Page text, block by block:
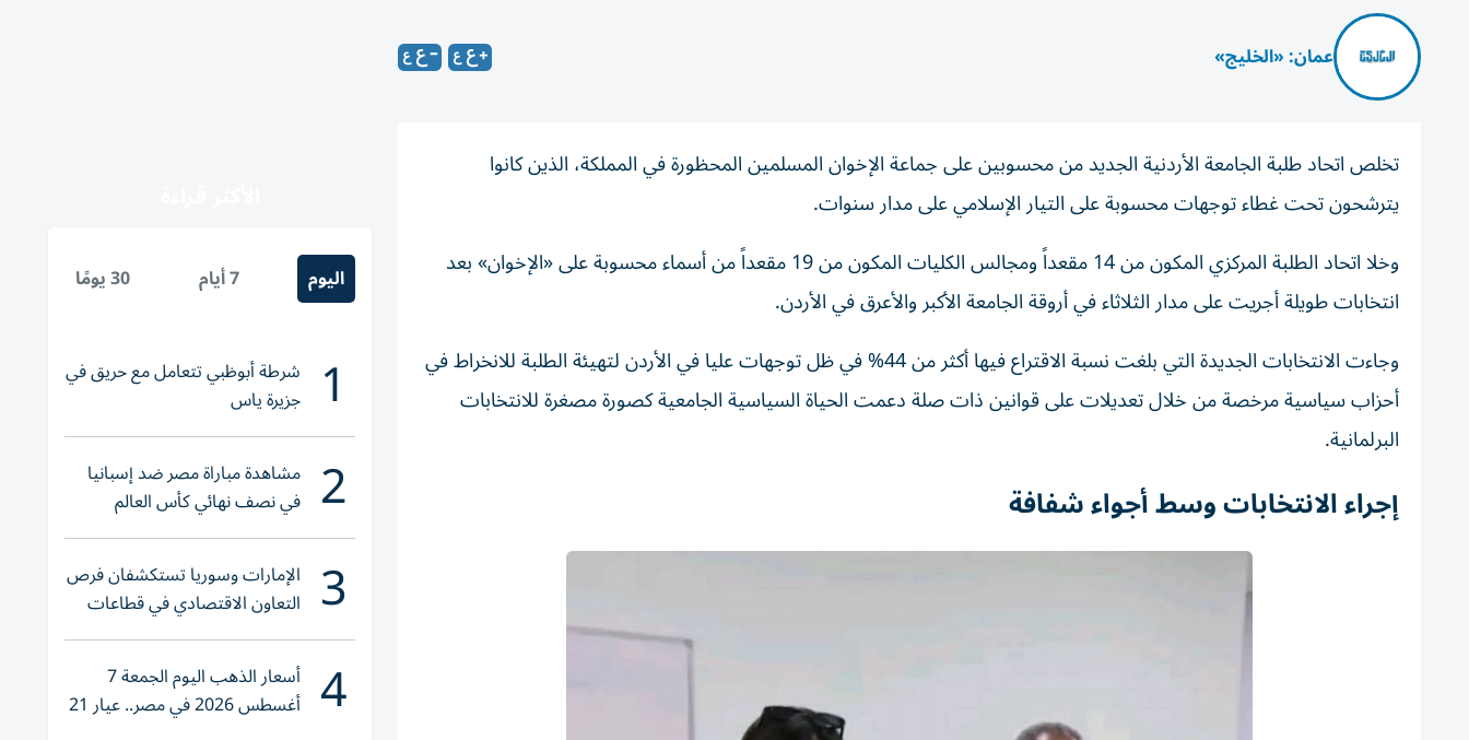
عمان: «الخليج»
تخلص اتحاد طلبة الجامعة الأردنية الجديد من محسوبين على جماعة الإخوان المسلمين المحظورة في المملكة، الذين كانوا
يترشحون تحت غطاء توجهات محسوبة على التيار الإسلامي على مدار سنوات.
وخلا اتحاد الطلبة المركزي المكون من 14 مقعداً ومجالس الكليات المكون من 19 مقعداً من أسماء محسوبة على «الإخوان» بعد
انتخابات طويلة أجريت على مدار الثلاثاء في أروقة الجامعة الأكبر والأعرق في الأردن.
وجاءت الانتخابات الجديدة التي بلغت نسبة الاقتراع فيها أكثر من 44% في ظل توجهات عليا في الأردن لتهيئة الطلبة للانخراط في
أحزاب سياسية مرخصة من خلال تعديلات على قوانين ذات صلة دعمت الحياة السياسية الجامعية كصورة مصغرة للانتخابات
البرلمانية.
إجراء الانتخابات وسط أجواء شفافة
اليوم 7 أيام 30 يومًا
1 شرطة أبوظبي تتعامل مع حريق في
جزيرة ياس
2 مشاهدة مباراة مصر ضد إسبانيا
في نصف نهائي كأس العالم
لناشئات اليد 2026
3 الإمارات وسوريا تستكشفان فرص
التعاون الاقتصادي في قطاعات
حيوية
4 أسعار الذهب اليوم الجمعة 7
أغسطس 2026 في مصر.. عيار 21